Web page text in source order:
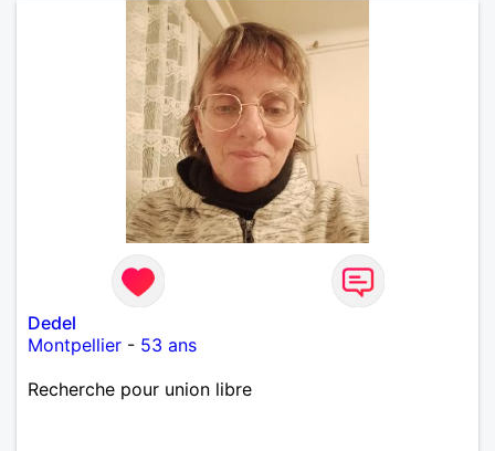
Dedel
Montpellier - 53 ans
Recherche pour union libre